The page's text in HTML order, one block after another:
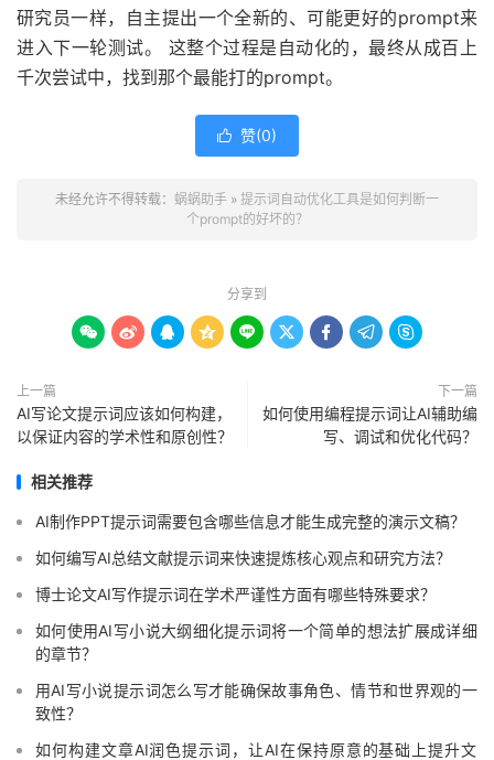
研究员一样，自主提出一个全新的、可能更好的prompt来
进入下一轮测试。 这整个过程是自动化的，最终从成百上
千次尝试中，找到那个最能打的prompt。
 赞(0)
未经允许不得转载： 蜗蜗助手 » 提示词自动优化工具是如何判断一
个prompt的好坏的？
分享到
        
上一篇
AI写论文提示词应该如何构建，
以保证内容的学术性和原创性？
下一篇
如何使用编程提示词让AI辅助编
写、调试和优化代码？
相关推荐
AI制作PPT提示词需要包含哪些信息才能生成完整的演示文稿？
如何编写AI总结文献提示词来快速提炼核心观点和研究方法？
博士论文AI写作提示词在学术严谨性方面有哪些特殊要求？
如何使用AI写小说大纲细化提示词将一个简单的想法扩展成详细
的章节？
用AI写小说提示词怎么写才能确保故事角色、情节和世界观的一
致性？
如何构建文章AI润色提示词，让AI在保持原意的基础上提升文